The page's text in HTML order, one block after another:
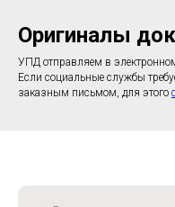
Оригиналы
УПД отправляем в
Если социальные службы
заказным письмом, для этого